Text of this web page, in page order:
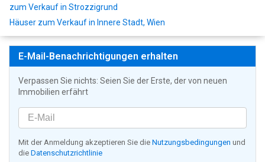
zum Verkauf in Strozzigrund
Häuser zum Verkauf in Innere Stadt, Wien
E-Mail-Benachrichtigungen erhalten
Verpassen Sie nichts: Seien Sie der Erste, der von neuen
Immobilien erfährt
Mit der Anmeldung akzeptieren Sie die Nutzungsbedingungen und
die Datenschutzrichtlinie